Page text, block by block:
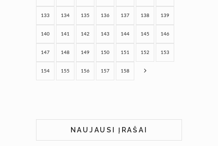
133 134 135 136 137 138 139
140 141 142 143 144 145 146
147 148 149 150 151 152 153
154 155 156 157 158
NAUJAUSI ĮRAŠAI